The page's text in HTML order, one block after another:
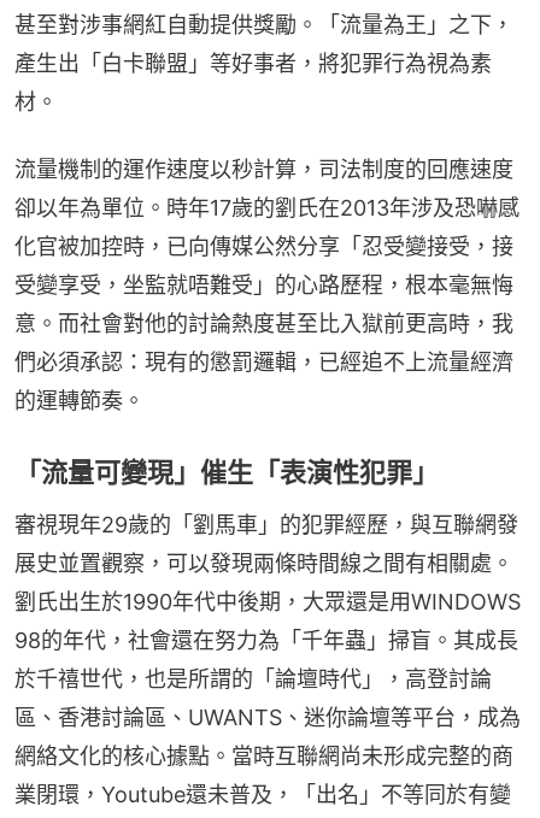
甚至對涉事網紅自動提供獎勵。「流量為王」之下，
產生出「白卡聯盟」等好事者，將犯罪行為視為素
材。
流量機制的運作速度以秒計算，司法制度的回應速度
卻以年為單位。時年17歲的劉氏在2013年涉及恐嚇感
化官被加控時，已向傳媒公然分享「忍受變接受，接
受變享受，坐監就唔難受」的心路歷程，根本毫無悔
意。而社會對他的討論熱度甚至比入獄前更高時，我
們必須承認：現有的懲罰邏輯，已經追不上流量經濟
的運轉節奏。
「流量可變現」催生「表演性犯罪」
審視現年29歲的「劉馬車」的犯罪經歷，與互聯網發
展史並置觀察，可以發現兩條時間線之間有相關處。
劉氏出生於1990年代中後期，大眾還是用WINDOWS
98的年代，社會還在努力為「千年蟲」掃盲。其成長
於千禧世代，也是所謂的「論壇時代」，高登討論
區、香港討論區、UWANTS、迷你論壇等平台，成為
網絡文化的核心據點。當時互聯網尚未形成完整的商
業閉環，Youtube還未普及，「出名」不等同於有變